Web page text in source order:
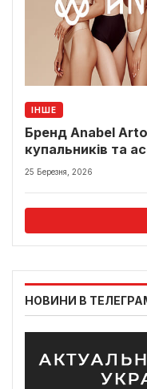
ІНШЕ
Бренд Anabel
купальників та
25 Березня, 2026
НОВИНИ В